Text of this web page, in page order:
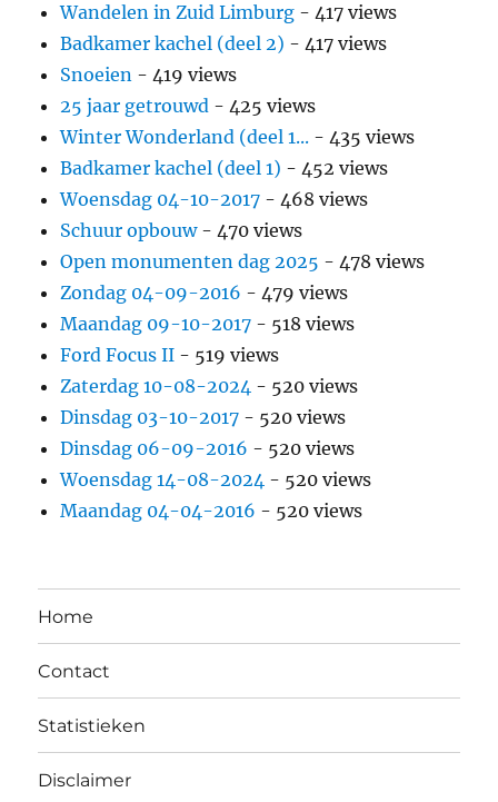
Wandelen in Zuid Limburg - 417 views
Badkamer kachel (deel 2) - 417 views
Snoeien - 419 views
25 jaar getrouwd - 425 views
Winter Wonderland (deel 1... - 435 views
Badkamer kachel (deel 1) - 452 views
Woensdag 04-10-2017 - 468 views
Schuur opbouw- 470 views
Open monumenten dag 2025 - 478 views
Zondag 04-09-2016 - 479 views
Maandag 09-10-2017 - 518 views
Ford Focus II - 519 views
Zaterdag 10-08-2024 - 520 views
Dinsdag 03-10-2017 - 520 views
Dinsdag 06-09-2016 - 520 views
Woensdag 14-08-2024 - 520 views
Maandag 04-04-2016 - 520 views
Home
Contact
Statistieken
Disclaimer